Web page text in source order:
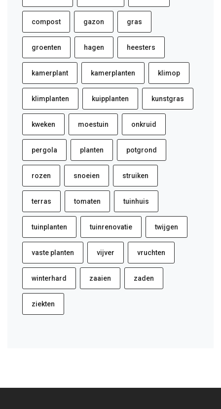
compost gazon gras
groenten hagen heesters
kamerplant kamerplanten klimop
klimplanten kuipplanten kunstgras
kweken moestuin onkruid
pergola planten potgrond
rozen snoeien struiken
terras tomaten tuinhuis
tuinplanten tuinrenovatie twijgen
vaste planten vijver vruchten
winterhard zaaien zaden
ziekten